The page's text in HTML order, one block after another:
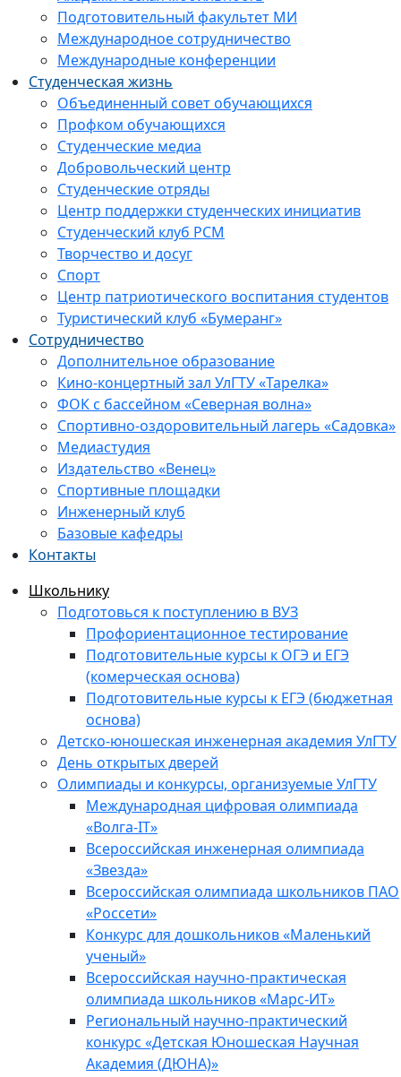
Подготовительный факультет МИ
Международное сотрудничество
Международные конференции
Студенческая жизнь
Объединенный совет обучающихся
Профком обучающихся
Студенческие медиа
Добровольческий центр
Студенческие отряды
Центр поддержки студенческих инициатив
Студенческий клуб РСМ
Творчество и досуг
Спорт
Центр патриотического воспитания студентов
Туристический клуб «Бумеранг»
Сотрудничество
Дополнительное образование
Кино-концертный зал УлГТУ «Тарелка»
ФОК с бассейном «Северная волна»
Спортивно-оздоровительный лагерь «Садовка»
Медиастудия
Издательство «Венец»
Спортивные площадки
Инженерный клуб
Базовые кафедры
Контакты
Школьнику
Подготовься к поступлению в ВУЗ
Профориентационное тестирование
Подготовительные курсы к ОГЭ и ЕГЭ
(комерческая основа)
Подготовительные курсы к ЕГЭ (бюджетная
основа)
Детско-юношеская инженерная академия УлГТУ
День открытых дверей
Олимпиады и конкурсы, организуемые УлГТУ
Международная цифровая олимпиада
«Волга-IT»
Всероссийская инженерная олимпиада
«Звезда»
Всероссийская олимпиада школьников ПАО
«Россети»
Конкурс для дошкольников «Маленький
ученый»
Всероссийская научно-практическая
олимпиада школьников «Марс-ИТ»
Региональный научно-практический
конкурс «Детская Юношеская Научная
Академия (ДЮНА)»